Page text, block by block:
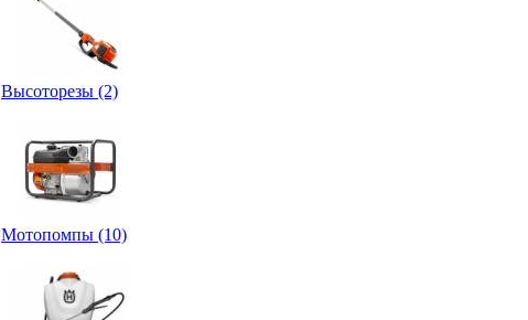
Высоторезы (2)
Мотопомпы (10)